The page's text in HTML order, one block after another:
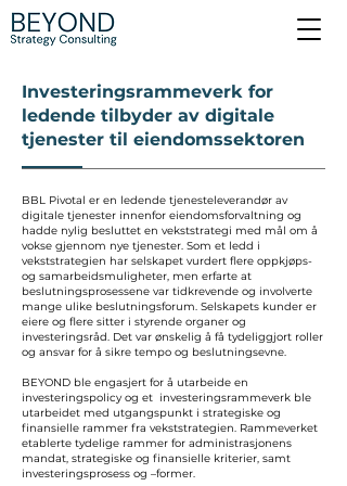
Investeringsrammeverk for
ledende tilbyder av digitale
tjenester til eiendomssektoren
BBL Pivotal er en ledende tjenesteleverandør av
digitale tjenester innenfor eiendomsforvaltning og
hadde nylig besluttet en vekststrategi med mål om å
vokse gjennom nye tjenester. Som et ledd i
vekststrategien har selskapet vurdert flere oppkjøps-
og samarbeidsmuligheter, men erfarte at
beslutningsprosessene var tidkrevende og involverte
mange ulike beslutningsforum. Selskapets kunder er
eiere og flere sitter i styrende organer og
investeringsråd. Det var ønskelig å få tydeliggjort roller
og ansvar for å sikre tempo og beslutningsevne.
BEYOND ble engasjert for å utarbeide en
investeringspolicy og et investeringsrammeverk ble
utarbeidet med utgangspunkt i strategiske og
finansielle rammer fra vekststrategien. Rammeverket
etablerte tydelige rammer for administrasjonens
mandat, strategiske og finansielle kriterier, samt
investeringsprosess og –former.